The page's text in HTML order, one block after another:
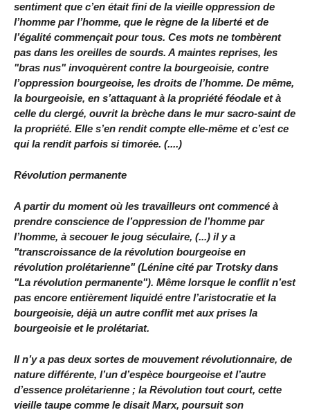
sentiment que c’en était fini de la vieille oppression de
l’homme par l’homme, que le règne de la liberté et de
l’égalité commençait pour tous. Ces mots ne tombèrent
pas dans les oreilles de sourds. A maintes reprises, les
"bras nus" invoquèrent contre la bourgeoisie, contre
l’oppression bourgeoise, les droits de l’homme. De même,
la bourgeoisie, en s’attaquant à la propriété féodale et à
celle du clergé, ouvrit la brèche dans le mur sacro-saint de
la propriété. Elle s’en rendit compte elle-même et c’est ce
qui la rendit parfois si timorée. (....)
Révolution permanente
A partir du moment où les travailleurs ont commencé à
prendre conscience de l’oppression de l’homme par
l’homme, à secouer le joug séculaire, (...) il y a
"transcroissance de la révolution bourgeoise en
révolution prolétarienne" (Lénine cité par Trotsky dans
"La révolution permanente"). Même lorsque le conflit n’est
pas encore entièrement liquidé entre l’aristocratie et la
bourgeoisie, déjà un autre conflit met aux prises la
bourgeoisie et le prolétariat.
Il n’y a pas deux sortes de mouvement révolutionnaire, de
nature différente, l’un d’espèce bourgeoise et l’autre
d’essence prolétarienne ; la Révolution tout court, cette
vieille taupe comme le disait Marx, poursuit son